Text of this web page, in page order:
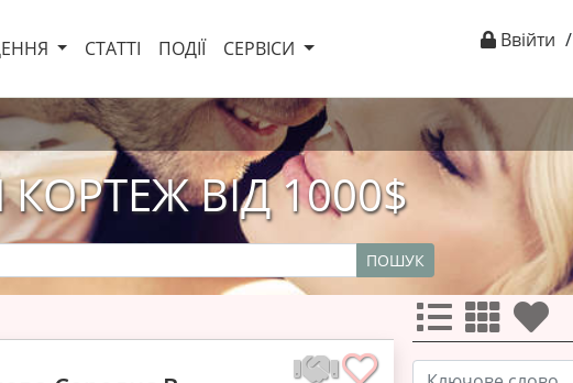
СТАТТІ ПОДІЇ СЕРВІСИ Ввійти /
ВІД 1000$
ПОШУК